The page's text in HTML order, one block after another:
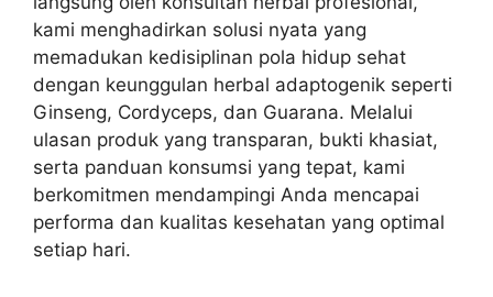
kami menghadirkan solusi nyata yang
memadukan kedisiplinan pola hidup sehat
dengan keunggulan herbal adaptogenik seperti
Ginseng, Cordyceps, dan Guarana. Melalui
ulasan produk yang transparan, bukti khasiat,
serta panduan konsumsi yang tepat, kami
berkomitmen mendampingi Anda mencapai
performa dan kualitas kesehatan yang optimal
setiap hari.